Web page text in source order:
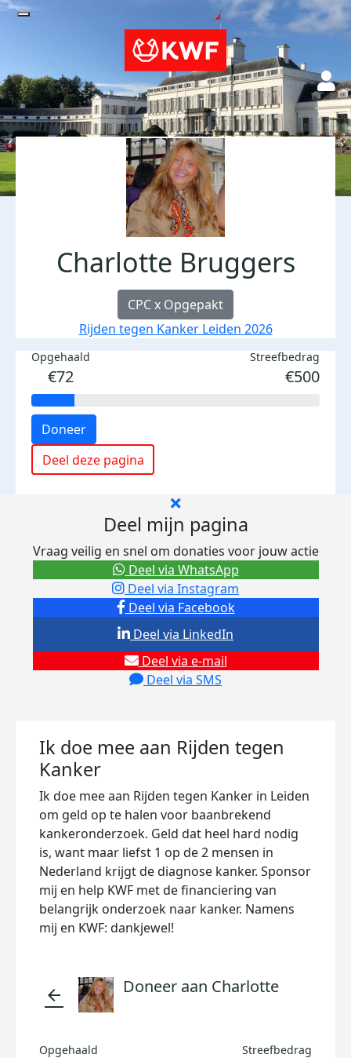
Charlotte Bruggers
CPC x Opgepakt
Rijden tegen Kanker Leiden 2026
Opgehaald
€72
Streefbedrag
€500
Doneer
Deel deze pagina
Deel mijn pagina
Vraag veilig en snel om donaties voor jouw actie
Deel via Facebook
Deel via Instagram
Deel via e-mail
Deel via SMS
Deel via LinkedIn
Deel via WhatsApp
Ik doe mee aan Rijden tegen
Kanker
Ik doe mee aan Rijden tegen Kanker in Leiden
om geld op te halen voor baanbrekend
kankeronderzoek. Geld dat heel hard nodig
is, want maar liefst 1 op de 2 mensen in
Nederland krijgt de diagnose kanker. Sponsor
mij en help KWF met de financiering van
belangrijk onderzoek naar kanker. Namens
mij en KWF: dankjewel!
arrow_back Doneer aan Charlotte
Opgehaald Streefbedrag